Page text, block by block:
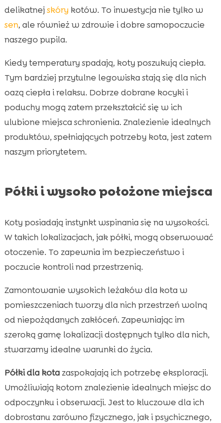
delikatnej skóry kotów. To inwestycja nie tylko w
sen, ale również w zdrowie i dobre samopoczucie
naszego pupila.
Kiedy temperatury spadają, koty poszukują ciepła.
Tym bardziej przytulne legowiska stają się dla nich
oazą ciepła i relaksu. Dobrze dobrane kocyki i
poduchy mogą zatem przekształcić się w ich
ulubione miejsca schronienia. Znalezienie idealnych
produktów, spełniających potrzeby kota, jest zatem
naszym priorytetem.
Półki i wysoko położone miejsca
Koty posiadają instynkt wspinania się na wysokości.
W takich lokalizacjach, jak półki, mogą obserwować
otoczenie. To zapewnia im bezpieczeństwo i
poczucie kontroli nad przestrzenią.
Zamontowanie wysokich leżaków dla kota w
pomieszczeniach tworzy dla nich przestrzeń wolną
od niepożądanych zakłóceń. Zapewniając im
szeroką gamę lokalizacji dostępnych tylko dla nich,
stwarzamy idealne warunki do życia.
Półki dla kotazaspokajają ich potrzebę eksploracji.
Umożliwiają kotom znalezienie idealnych miejsc do
odpoczynku i obserwacji. Jest to kluczowe dla ich
dobrostanu zarówno fizycznego, jak i psychicznego,